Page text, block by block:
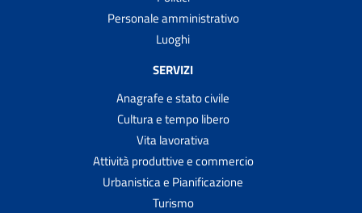
Personale amministrativo
Luoghi
SERVIZI
Anagrafe e stato civile
Cultura e tempo libero
Vita lavorativa
Attività produttive e commercio
Urbanistica e Pianificazione
Turismo